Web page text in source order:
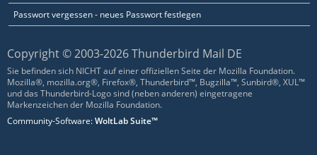
Passwort vergessen - neues Passwort festlegen
Copyright © 2003-2026 Thunderbird Mail DE
Sie befinden sich NICHT auf einer offiziellen Seite der Mozilla Foundation.
Mozilla®, mozilla.org®, Firefox®, Thunderbird™, Bugzilla™, Sunbird®, XUL™
und das Thunderbird-Logo sind (neben anderen) eingetragene
Markenzeichen der Mozilla Foundation.
Community-Software:WoltLab Suite™